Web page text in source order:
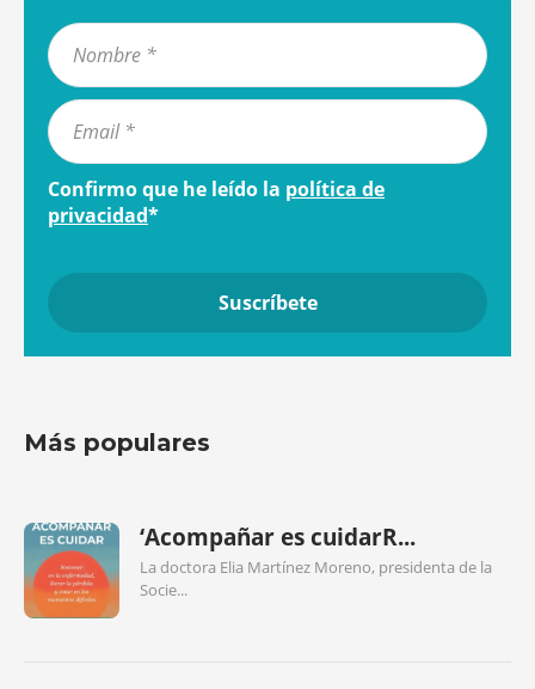
Confirmo que he leído la política de
privacidad*
Más populares
‘Acompañar es cuidarR...
La doctora Elia Martínez Moreno, presidenta de la
Socie...